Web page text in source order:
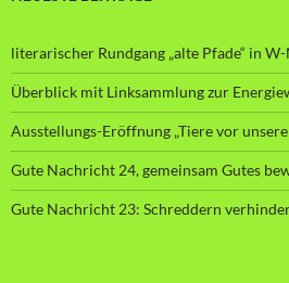
literarischer Rundgang „alte Pfade“ in
Überblick mit Linksammlung zur
Ausstellungs-Eröffnung „Tiere vor
Gute Nachricht 24, gemeinsam Gutes
Gute Nachricht 23: Schreddern